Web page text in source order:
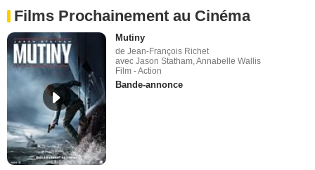
Films Prochainement au Cinéma
Mutiny
de Jean-François Richet
avec Jason Statham, Annabelle Wallis
Film - Action
Bande-annonce